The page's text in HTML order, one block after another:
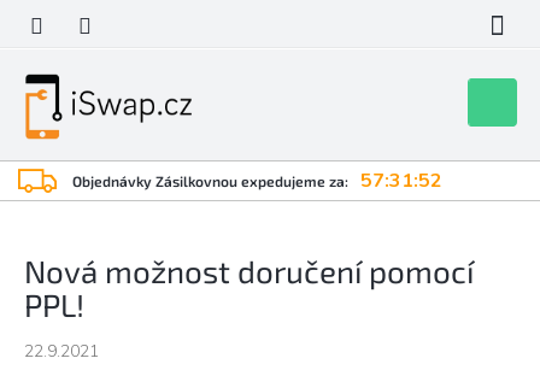
obsah
Objednávky Zásilkovnou expedujeme za: 57:31:52
košík
Nová možnost doručení pomocí
PPL!
22.9.2021